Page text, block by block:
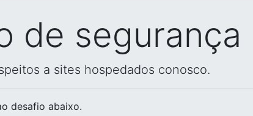
de segurança
a sites hospedados conosco.
desafio abaixo.